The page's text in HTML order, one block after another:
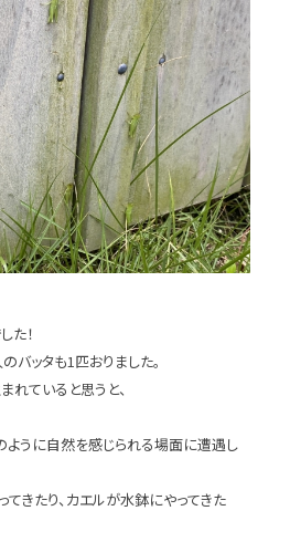
た！
バッタも1匹おりました。
ていると思うと、
ように自然を感じられる場面に遭遇し
きたり、カエルが水鉢にやってきた